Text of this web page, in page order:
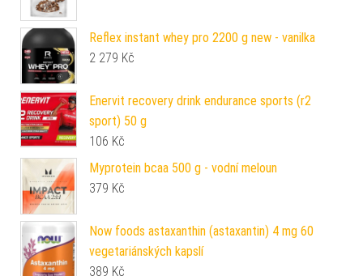
Reflex instant whey pro 2200 g new - vanilka
2 279 Kč
Enervit recovery drink endurance sports (r2
sport) 50 g
106 Kč
Myprotein bcaa 500 g - vodní meloun
379 Kč
Now foods astaxanthin (astaxantin) 4 mg 60
vegetariánských kapslí
389 Kč